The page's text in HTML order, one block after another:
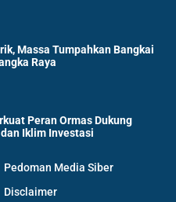
Massa Tumpahkan Bangkai
Raya
Peran Ormas Dukung
Iklim Investasi
Pedoman Media Siber
Disclaimer